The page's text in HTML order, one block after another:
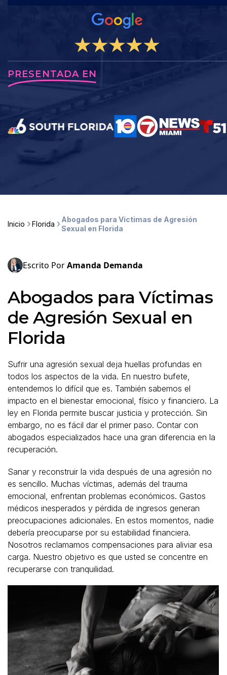
PRESENTADA EN
Inicio Florida
Abogados para Víctimas de Agresión
Sexual en Florida
Escrito PorAmanda Demanda
Abogados para Víctimas
de Agresión Sexual en
Florida
Sufrir una agresión sexual deja huellas profundas en
todos los aspectos de la vida. En nuestro bufete,
entendemos lo difícil que es. También sabemos el
impacto en el bienestar emocional, físico y financiero. La
ley en Florida permite buscar justicia y protección. Sin
embargo, no es fácil dar el primer paso. Contar con
abogados especializados hace una gran diferencia en la
recuperación.
Sanar y reconstruir la vida después de una agresión no
es sencillo. Muchas víctimas, además del trauma
emocional, enfrentan problemas económicos. Gastos
médicos inesperados y pérdida de ingresos generan
preocupaciones adicionales. En estos momentos, nadie
debería preocuparse por su estabilidad financiera.
Nosotros reclamamos compensaciones para aliviar esa
carga. Nuestro objetivo es que usted se concentre en
recuperarse con tranquilidad.